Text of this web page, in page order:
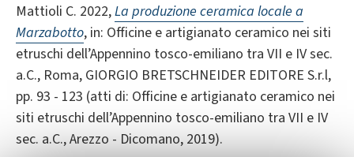
Mattioli C. 2022,La produzione ceramica locale a
Marzabotto, in: Officine e artigianato ceramico nei siti
etruschi dell’Appennino tosco-emiliano tra VII e IV sec.
a.C., Roma, GIORGIO BRETSCHNEIDER EDITORE S.r.l,
pp. 93 - 123 (atti di: Officine e artigianato ceramico nei
siti etruschi dell’Appennino tosco-emiliano tra VII e IV
sec. a.C., Arezzo - Dicomano, 2019).